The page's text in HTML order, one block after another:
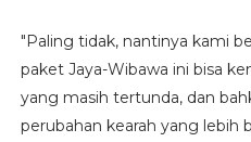
"Paling tidak, nantinya kami
paket Jaya-Wibawa ini bisa
yang masih tertunda, dan
perubahan kearah yang lebih